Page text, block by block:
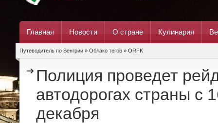
Главная Новости О стране Кулинария
Путеводитель по Венгрии » Облако тегов » ORFK
Полиция проведет
автодорогах страны с
декабря